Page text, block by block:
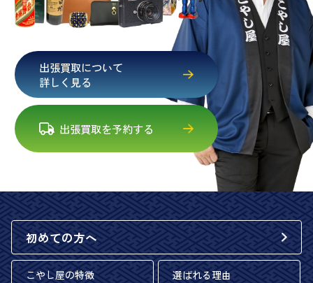
出張買取について
詳しく見る
出張買取を予約する
初めての方へ
こやし屋の特徴 選ばれる理由